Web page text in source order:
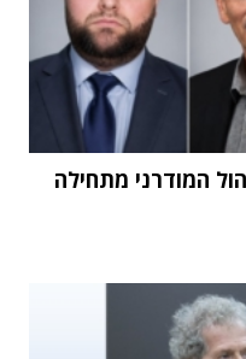
המודרני מתחילה